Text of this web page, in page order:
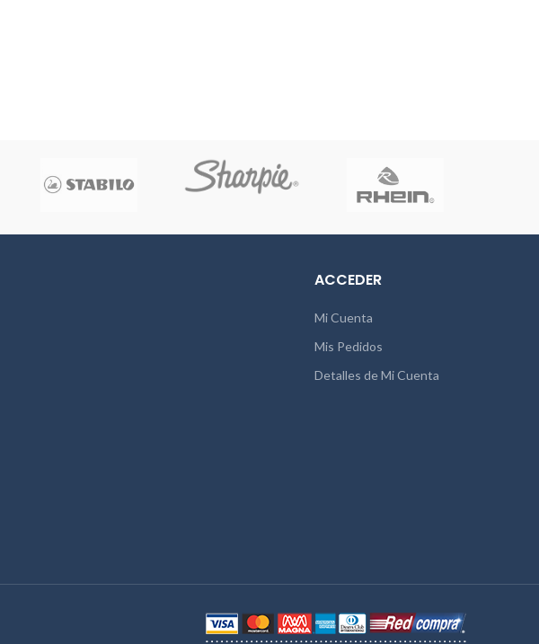
ACCEDER
Mi Cuenta
Mis Pedidos
Detalles de Mi Cuenta